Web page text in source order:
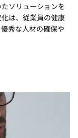
ソリューションを
は、従業員の健康
秀な人材の確保や